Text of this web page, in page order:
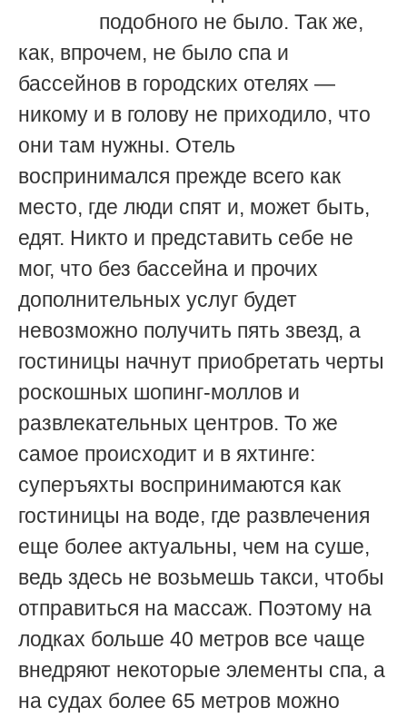
подобного не было. Так же,
как, впрочем, не было спа и
бассейнов в городских отелях —
никому и в голову не приходило, что
они там нужны. Отель
воспринимался прежде всего как
место, где люди спят и, может быть,
едят. Никто и представить себе не
мог, что без бассейна и прочих
дополнительных услуг будет
невозможно получить пять звезд, а
гостиницы начнут приобретать черты
роскошных шопинг-моллов и
развлекательных центров. То же
самое происходит и в яхтинге:
суперъяхты воспринимаются как
гостиницы на воде, где развлечения
еще более актуальны, чем на суше,
ведь здесь не возьмешь такси, чтобы
отправиться на массаж. Поэтому на
лодках больше 40 метров все чаще
внедряют некоторые элементы спа, а
на судах более 65 метров можно